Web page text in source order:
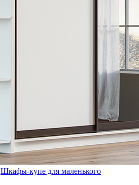
Шкафы-купе для маленького